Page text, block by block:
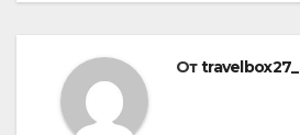
Отtravelbox27_